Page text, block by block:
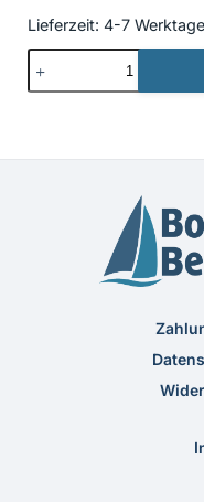
Lieferzeit: 4-7 Werktage
Neu